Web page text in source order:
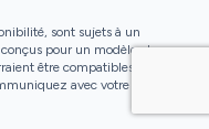
sont sujets à un
pour un modèle et une
être compatibles avec
avec votre